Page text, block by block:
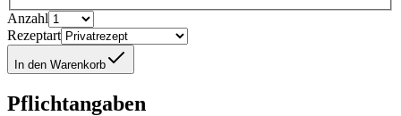
Anzahl
Rezeptart
In den Warenkorb
Pflichtangaben